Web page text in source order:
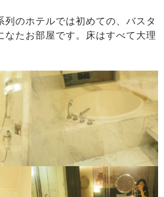
列のホテルでは初めての、バスタ
なたお部屋です。床はすべて大理